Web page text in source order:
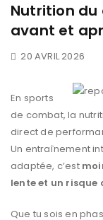
Nutrition
avant et
20 AVRIL 2026
En sports
de combat, la
direct de
Un entraînement
adaptée, c’est
lente et un risque
Que tu sois en